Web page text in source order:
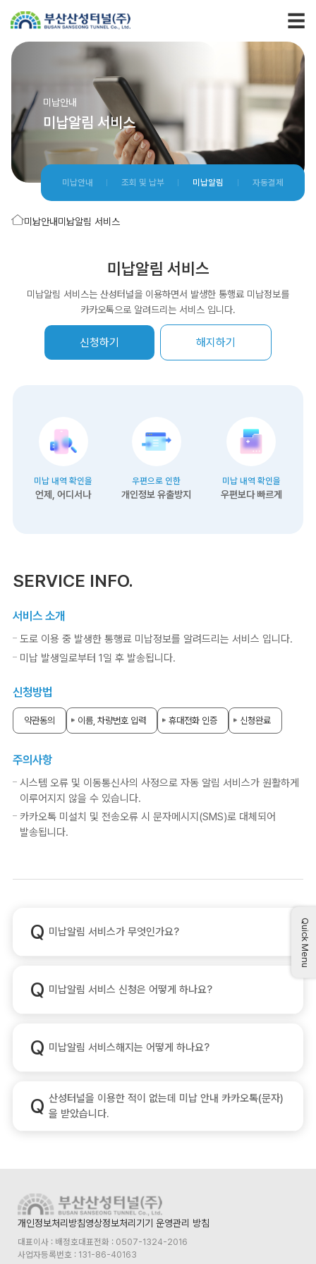
미납안내
미납알림 서비스
미납안내 조회 및 납부 미납알림 자동결제
미납안내미납알림 서비스
미납알림 서비스
미납알림 서비스는 산성터널을 이용하면서 발생한 통행료 미납정보를
카카오톡으로 알려드리는 서비스 입니다.
신청하기 해지하기
미납 내역 확인을
언제, 어디서나
우편으로 인한
개인정보 유출방지
미납 내역 확인을
우편보다 빠르게
SERVICE INFO.
서비스 소개
도로 이용 중 발생한 통행료 미납정보를 알려드리는 서비스 입니다.
미납 발생일로부터 1일 후 발송됩니다.
신청방법
약관동의 이름, 차량번호 입력 휴대전화 인증 신청완료
주의사항
시스템 오류 및 이동통신사의 사정으로 자동 알림 서비스가 원활하게
이루어지지 않을 수 있습니다.
카카오톡 미설치 및 전송오류 시 문자메시지(SMS)로 대체되어
발송됩니다.
미납알림 서비스가 무엇인가요?
미납알림 서비스 신청은 어떻게 하나요?
미납알림 서비스해지는 어떻게 하나요?
산성터널을 이용한 적이 없는데 미납 안내 카카오톡(문자)
을 받았습니다.
개인정보처리방침영상정보처리기기 운영관리 방침
대표이사 : 배정호대표전화 : 0507-1324-2016
사업자등록번호 : 131-86-40163
Quick Menu